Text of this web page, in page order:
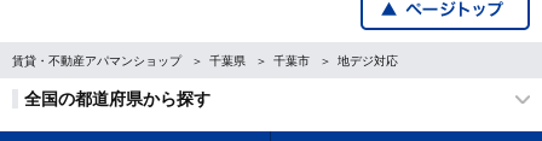
賃貸・不動産アパマンショップ 千葉県 千葉市 地デジ対応
全国の都道府県から探す